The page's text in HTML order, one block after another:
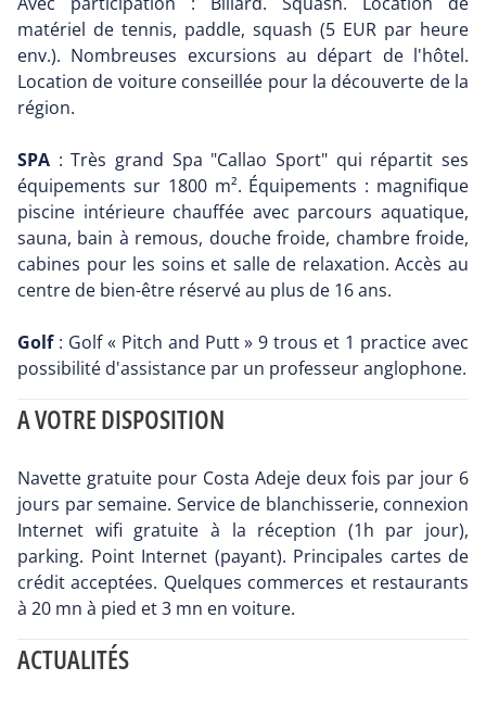
matériel de tennis, paddle, squash (5 EUR par heure
env.). Nombreuses excursions au départ de l'hôtel.
Location de voiture conseillée pour la découverte de la
région.
SPA : Très grand Spa "Callao Sport" qui répartit ses
équipements sur 1800 m². Équipements : magnifique
piscine intérieure chauffée avec parcours aquatique,
sauna, bain à remous, douche froide, chambre froide,
cabines pour les soins et salle de relaxation. Accès au
centre de bien-être réservé au plus de 16 ans.
Golf: Golf « Pitch and Putt » 9 trous et 1 practice avec
possibilité d'assistance par un professeur anglophone.
A VOTRE DISPOSITION
Navette gratuite pour Costa Adeje deux fois par jour 6
jours par semaine. Service de blanchisserie, connexion
Internet wifi gratuite à la réception (1h par jour),
parking. Point Internet (payant). Principales cartes de
crédit acceptées. Quelques commerces et restaurants
à 20 mn à pied et 3 mn en voiture.
ACTUALITÉS